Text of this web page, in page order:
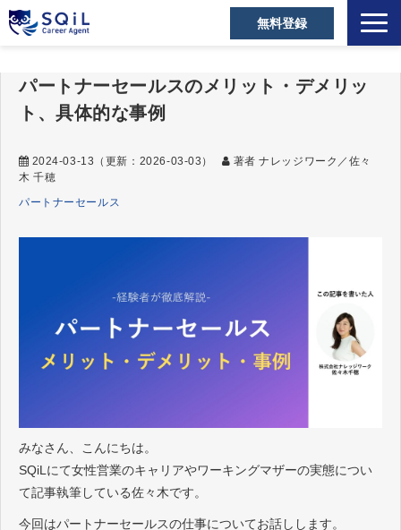
無料登録
キャリアアドバイザー
営業職の転職成功事例
ご利用者の声
パートナーセールスのメリット・デメリッ
ト、具体的な事例
2024-03-13 （更新： 2026-03-03 ）
著者 ナレッジワーク／佐々
木 千穂
パートナーセールス
みなさん、こんにちは。
SQiLにて女性営業のキャリアやワーキングマザーの実態につい
て記事執筆している佐々木です。
今回はパートナーセールスの仕事についてお話しします。